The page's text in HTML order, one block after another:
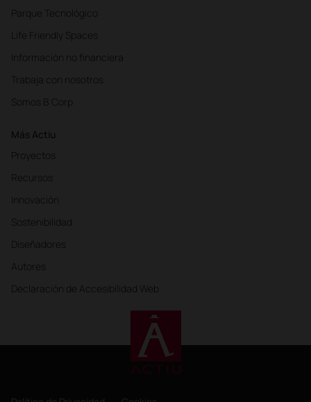
Parque Tecnológico
Life Friendly Spaces
Información no financiera
Trabaja con nosotros
Somos B Corp
Más Actiu
Proyectos
Recursos
Innovación
Sostenibilidad
Diseñadores
Autores
Declaración de Accesibilidad Web